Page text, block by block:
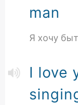
man
Я хочу
I love